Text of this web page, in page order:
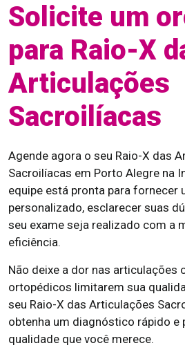
Solicite um
para Raio-X
Articulações
Sacroilíacas
Agende agora o seu Raio-X das
Sacroilíacas em Porto Alegre na
equipe está pronta para fornecer
personalizado, esclarecer suas
seu exame seja realizado com a
eficiência.
Não deixe a dor nas articulações
ortopédicos limitarem sua
seu Raio-X das Articulações
obtenha um diagnóstico rápido e
qualidade que você merece.